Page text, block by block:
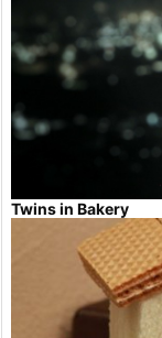
Twins in Bakery